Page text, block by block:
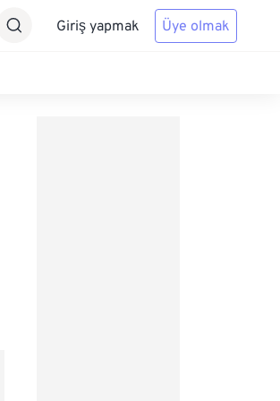
Giriş yapmak Üye olmak